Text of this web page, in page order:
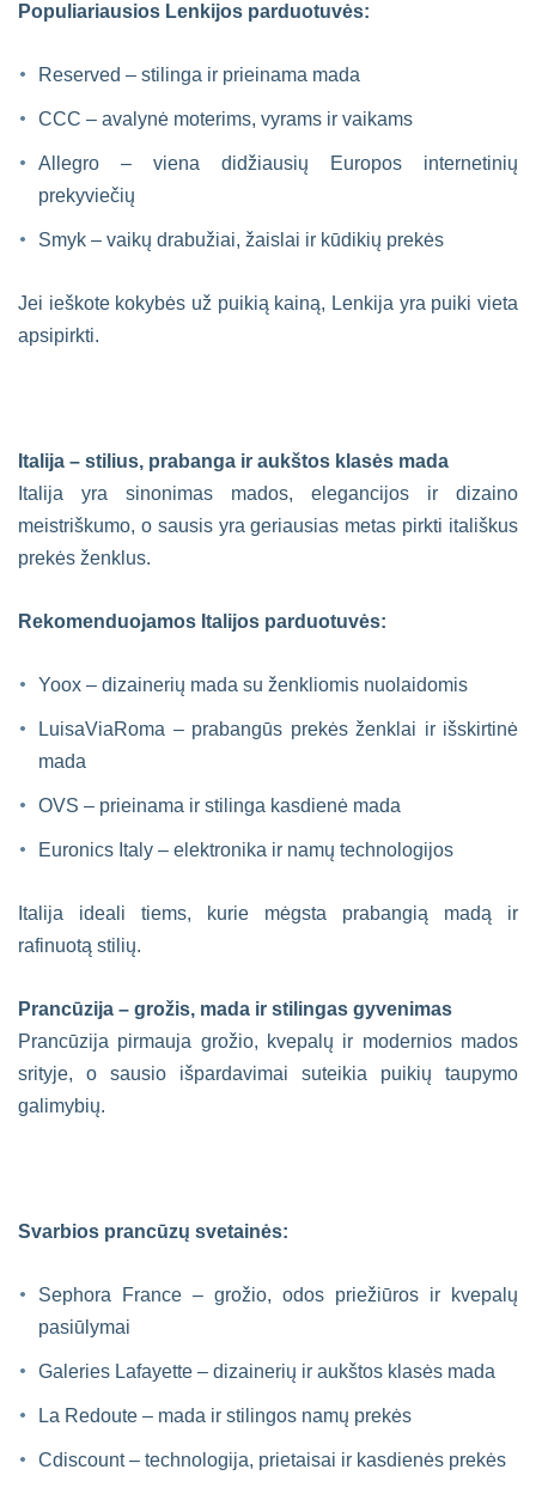
Populiariausios Lenkijos parduotuvės:
Reserved – stilinga ir prieinama mada
CCC – avalynė moterims, vyrams ir vaikams
Allegro – viena didžiausių Europos internetinių
prekyviečių
Smyk – vaikų drabužiai, žaislai ir kūdikių prekės
Jei ieškote kokybės už puikią kainą, Lenkija yra puiki vieta
apsipirkti.
Italija – stilius, prabanga ir aukštos klasės mada
Italija yra sinonimas mados, elegancijos ir dizaino
meistriškumo, o sausis yra geriausias metas pirkti itališkus
prekės ženklus.
Rekomenduojamos Italijos parduotuvės:
Yoox – dizainerių mada su ženkliomis nuolaidomis
LuisaViaRoma – prabangūs prekės ženklai ir išskirtinė
mada
OVS – prieinama ir stilinga kasdienė mada
Euronics Italy – elektronika ir namų technologijos
Italija ideali tiems, kurie mėgsta prabangią madą ir
rafinuotą stilių.
Prancūzija – grožis, mada ir stilingas gyvenimas
Prancūzija pirmauja grožio, kvepalų ir modernios mados
srityje, o sausio išpardavimai suteikia puikių taupymo
galimybių.
Svarbios prancūzų svetainės:
Sephora France – grožio, odos priežiūros ir kvepalų
pasiūlymai
Galeries Lafayette – dizainerių ir aukštos klasės mada
La Redoute – mada ir stilingos namų prekės
Cdiscount – technologija, prietaisai ir kasdienės prekės